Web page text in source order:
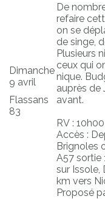
Dimanche
9 avril
Flassans
83
De
refaire
on se
de singe,
Plusieurs
ceux qui
nique.
auprès de
avant.
RV :
Accès :
Brignoles
A57 sortie
sur Issole,
km vers
Proposé